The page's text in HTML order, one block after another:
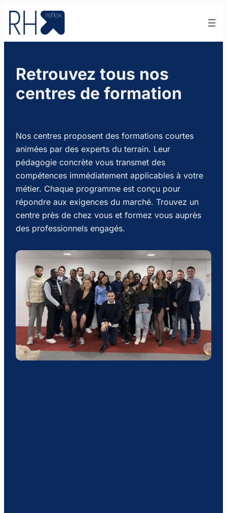
Aller
au
contenu
Retrouvez tous nos
centres de formation
Nos centres proposent des formations courtes
animées par des experts du terrain. Leur
pédagogie concrète vous transmet des
compétences immédiatement applicables à votre
métier. Chaque programme est conçu pour
répondre aux exigences du marché. Trouvez un
centre près de chez vous et formez vous auprès
des professionnels engagés.